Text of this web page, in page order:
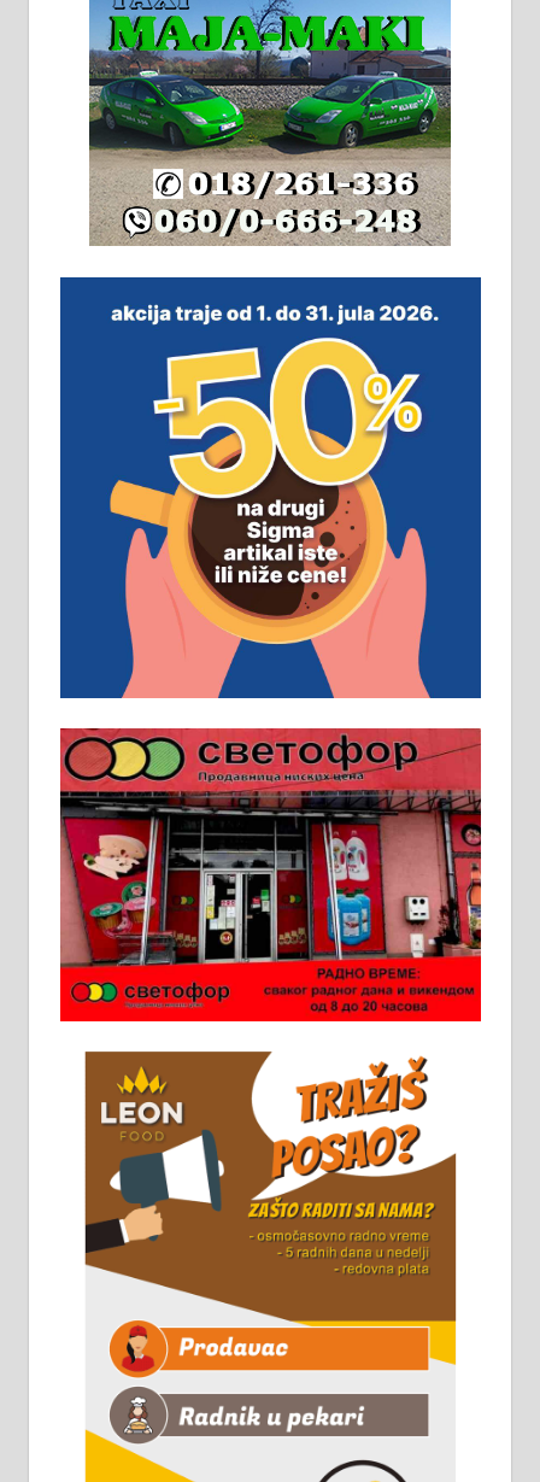
грејање на гас и дрва. Две
адресе. 063/71-74-023
Издајем комплетно опремљену
халу на Житковачком путу, на
плацу површине око 7 ари.
064/321-80-51; 063/102-35-25
м2 са плацем од 8 ари у Зеленом
виру у Алексинцу. Могућа
замена. 064/21-63-584
ПОСЛОВНИ ОГЛАСИ
Рудник и флотација Рудник
д.о.о. Рудник запошљава 20
помоћника рудара. Услови:
Основна школа, пожељно радно
искуство на истим и сличним
пословима, али не и неопходан
услов. Обезбеђен смештај,
превоз, исхрана. 032/57-41-122 –
локал 22
Пружам услуге завршних радова
у грађевини, хидроизолације и
молерских радова. 061/25-28-058
Ало таксију потребан возач са Б
категоријом. 064/02-85-511
Потребна два радника за рад на
стоваришту „Липа промет” у
информација доћи лично на
стовариште у улици Максима
Горког 26 сваког радног дана од
8 до 15 часова. 063/465-045
Чистим све врсте димњака.
061/32-13-445